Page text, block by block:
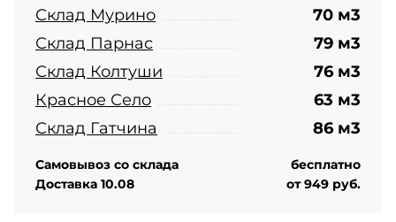
Склад Мурино
70 м3
Склад Парнас
79 м3
Склад Колтуши
76 м3
Красное Село
63 м3
Склад Гатчина
86 м3
Самовывоз со склада
бесплатно
Доставка 10.08
от 949 руб.